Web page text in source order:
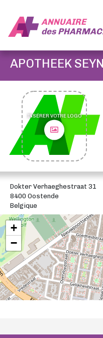
ANNUAIRE
des
APOTHEEK
INSÉRER VOTRE LOGO
Dokter Verhaeghestraat 31
8400 Oostende
Belgique
+
−